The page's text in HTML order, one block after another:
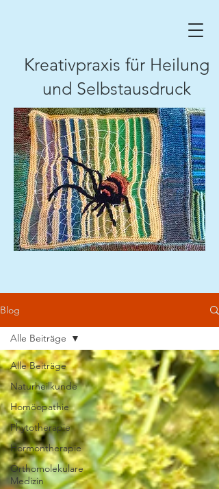
Kreativpraxis für Heilung
und Selbstausdruck
Blog
Alle Beiträge
Naturheilkunde
Homöopathie
Phytotherapie
Hormontherapie
Orthomolekulare
Medizin
Alle Beiträge